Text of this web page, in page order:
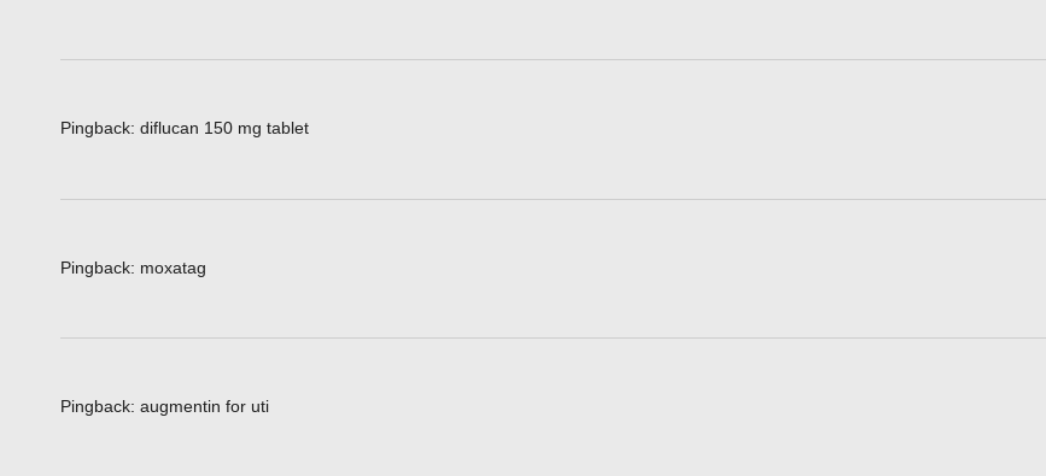
Pingback: diflucan 150 mg tablet
Pingback: moxatag
Pingback: augmentin for uti